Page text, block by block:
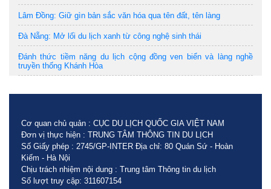
Lâm Đồng: Giữ gìn bản sắc văn hóa qua tên đất, tên làng
Đà Nẵng: Mở lối du lịch xanh từ công nghệ sinh thái
Đánh thức tiềm năng du lịch cộng đồng ven biển và làng nghề
truyền thống Khánh Hòa
Cơ quan chủ quản : CỤC DU LỊCH QUỐC GIA VIỆT NAM
Đơn vị thực hiện : TRUNG TÂM THÔNG TIN DU LỊCH
Số Giấy phép : 2745/GP-INTER Địa chỉ: 80 Quán Sứ - Hoàn
Kiếm - Hà Nội
Chịu trách nhiệm nội dung : Trung tâm Thông tin du lịch
Số lượt truy cập: 311607154